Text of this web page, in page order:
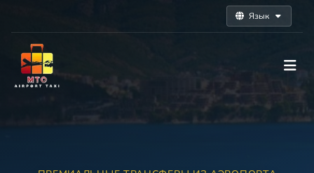
Язык